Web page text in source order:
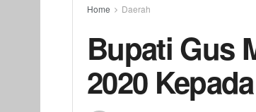
Home Daerah
Bupati Gus
2020